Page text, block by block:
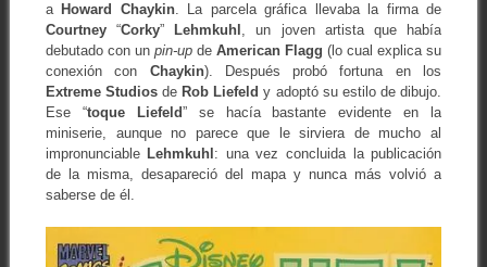
a Howard Chaykin. La parcela gráfica llevaba la firma de
Courtney“Corky” Lehmkuhl , un joven artista que había
debutado con un pin-upde American Flagg (lo cual explica su
conexión con Chaykin). Después probó fortuna en los
Extreme Studios de Rob Liefeld y adoptó su estilo de dibujo.
Ese “toque Liefeld” se hacía bastante evidente en la
miniserie, aunque no parece que le sirviera de mucho al
impronunciable Lehmkuhl : una vez concluida la publicación
de la misma, desapareció del mapa y nunca más volvió a
saberse de él.